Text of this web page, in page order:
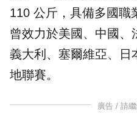
110 公斤，具備多國職
曾效力於美國、中國、
義大利、塞爾維亞、日
地聯賽。
廣告 / 請